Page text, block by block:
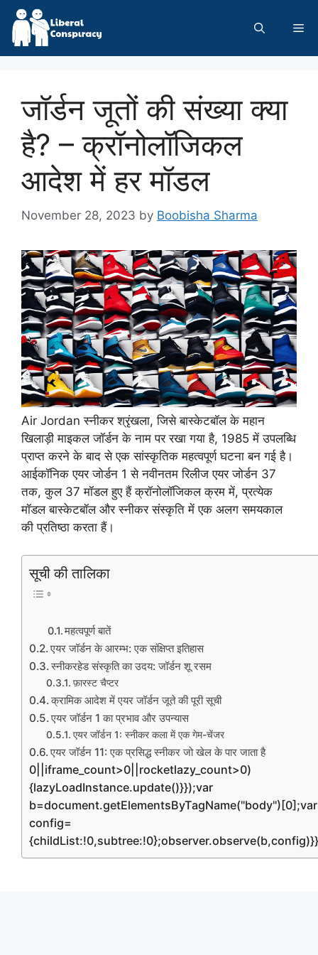
Skip
content
जॉर्डन जूतों की संख्या क्या
है? – क्रॉनोलॉजिकल
आदेश में हर मॉडल
November 28, 2023 by Boobisha Sharma
Air Jordan स्नीकर श्रृंखला, जिसे बास्केटबॉल के महान
खिलाड़ी माइकल जॉर्डन के नाम पर रखा गया है, 1985 में उपलब्धि
प्राप्त करने के बाद से एक सांस्कृतिक महत्वपूर्ण घटना बन गई है।
आईकॉनिक एयर जोर्डन 1 से नवीनतम रिलीज एयर जोर्डन 37
तक, कुल 37 मॉडल हुए हैं क्रॉनोलॉजिकल क्रम में, प्रत्येक
मॉडल बास्केटबॉल और स्नीकर संस्कृति में एक अलग समयकाल
की प्रतिष्ठा करता हैं।
सूची की तालिका
महत्वपूर्ण बातें
एयर जॉर्डन के आरम्भ: एक संक्षिप्त इतिहास
स्नीकरहेड संस्कृति का उदय: जॉर्डन शू रसम
फ़ारस्ट चैप्टर
क्रामिक आदेश में एयर जॉर्डन जूते की पूरी सूची
एयर जॉर्डन 1 का प्रभाव और उपन्यास
एयर जॉर्डन 1: स्नीकर कला में एक गेम-चेंजर
एयर जॉर्डन 11: एक प्रसिद्ध स्नीकर जो खेल के पार जाता है
0||iframe_count>0||rocketlazy_count>0)
{lazyLoadInstance.update()}});var
b=document.getElementsByTagName("body")[0];var
config=